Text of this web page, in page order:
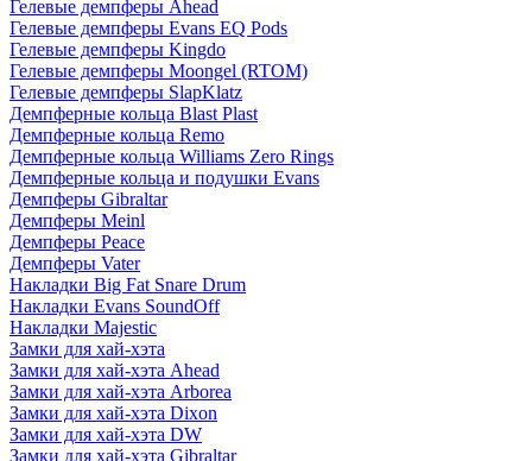
Гелевые демпферы Ahead
Гелевые демпферы Evans EQ Pods
Гелевые демпферы Kingdo
Гелевые демпферы Moongel (RTOM)
Гелевые демпферы SlapKlatz
Демпферные кольца Blast Plast
Демпферные кольца Remo
Демпферные кольца Williams Zero Rings
Демпферные кольца и подушки Evans
Демпферы Gibraltar
Демпферы Meinl
Демпферы Peace
Демпферы Vater
Накладки Big Fat Snare Drum
Накладки Evans SoundOff
Накладки Majestic
Замки для хай-хэта
Замки для хай-хэта Ahead
Замки для хай-хэта Arborea
Замки для хай-хэта Dixon
Замки для хай-хэта DW
Замки для хай-хэта Gibraltar